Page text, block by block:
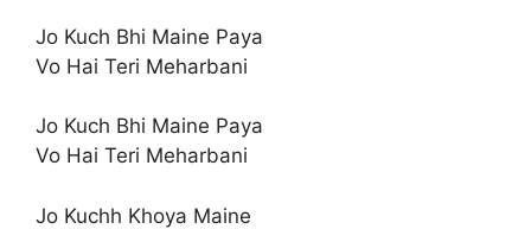
Jo Kuch Bhi Maine Paya
Vo Hai Teri Meharbani
Jo Kuch Bhi Maine Paya
Vo Hai Teri Meharbani
Jo Kuchh Khoya Maine